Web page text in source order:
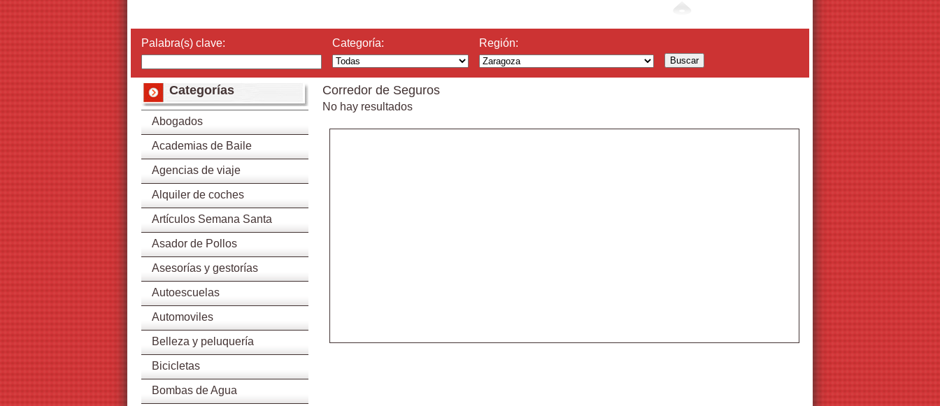
Palabra(s) clave: Categoría: Región:
Categorías
Abogados
Academias de Baile
Agencias de viaje
Alquiler de coches
Artículos Semana Santa
Asador de Pollos
Asesorías y gestorías
Autoescuelas
Automoviles
Belleza y peluquería
Bicicletas
Bombas de Agua
Corredor de Seguros
No hay resultados